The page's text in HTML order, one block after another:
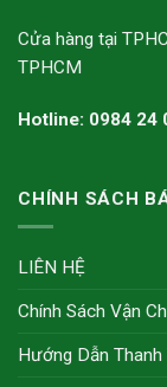
Cửa hàng tại
TPHCM
Hotline: 0984 24
CHÍNH SÁCH
LIÊN HỆ
Chính Sách Vận
Hướng Dẫn Thanh